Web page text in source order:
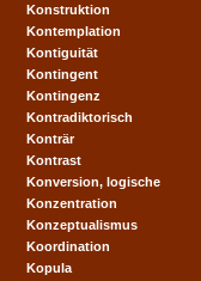
Konstruktion
Kontemplation
Kontiguität
Kontingent
Kontingenz
Kontradiktorisch
Konträr
Kontrast
Konversion, logische
Konzentration
Konzeptualismus
Koordination
Kopula